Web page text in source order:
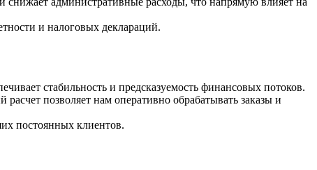
и налоговых деклараций.
стабильность и предсказуемость финансовых потоков.
позволяет нам оперативно обрабатывать заказы и
постоянных клиентов.